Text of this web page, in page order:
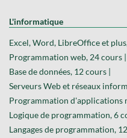
L'informatique
Excel, Word, LibreOffice et
Programmation web, 24 cours |
Base de données, 12 cours |
Serveurs Web et réseaux
Programmation d'applications
Logique de programmation, 6
Langages de programmation, 12